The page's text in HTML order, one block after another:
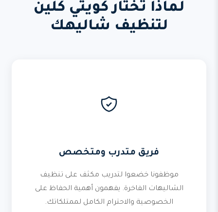
لماذا تختار كويتي كلين
لتنظيف شاليهك
فريق متدرب ومتخصص
موظفونا خضعوا لتدريب مكثف على تنظيف
الشاليهات الفاخرة. يفهمون أهمية الحفاظ على
الخصوصية والاحترام الكامل لممتلكاتك.